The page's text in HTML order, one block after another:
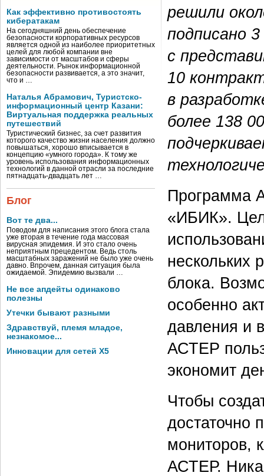
Как эффективно противостоять
кибератакам
На сегодняшний день обеспечение
безопасности корпоративных ресурсов
является одной из наиболее приоритетных
целей для любой компании вне
зависимости от масштабов и сферы
деятельности. Рынок информационной
безопасности развивается, а это значит,
что и …
Наталья Абрамович, Туристско-
информационный центр Казани:
Виртуальная поддержка реальных
путешествий
Туристический бизнес, за счет развития
которого качество жизни населения должно
повышаться, хорошо вписывается в
концепцию «умного города». К тому же
уровень использования информационных
технологий в данной отрасли за последние
пятнадцать-двадцать лет …
Блог
Вот те два...
Поводом для написания этого блога стала
уже вторая в течение года массовая
вирусная эпидемия. И это стало очень
неприятным прецедентом. Ведь столь
масштабных заражений не было уже очень
давно. Впрочем, данная ситуация была
ожидаемой. Эпидемию вызвали …
Не все апдейты одинаково
полезны
Утечки бывают разными
Здравствуй, племя младое,
незнакомое...
Инновации для сетей X5
решили
подписано
с
10
в
более 138
Программа
«ИБИК».
нескольких
блока.
особенно
давления и
АСТЕР
экономит
Чтобы
достаточно
мониторов,
АСТЕР.